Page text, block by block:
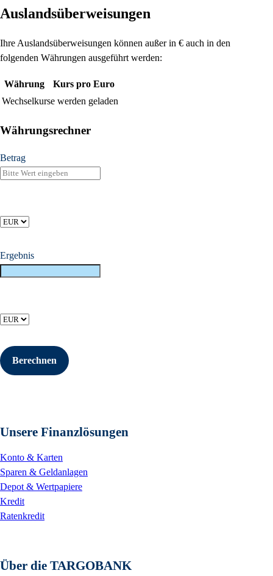
Auslandsüberweisungen
Ihre Auslandsüberweisungen können außer in € auch in den
folgenden Währungen ausgeführt werden:
Währung
Kurs pro Euro
Wechselkurse werden geladen
Währungsrechner
Betrag
Ergebnis
Berechnen
Unsere Finanzlösungen
Konto & Karten
Sparen & Geldanlagen
Depot & Wertpapiere
Kredit
Ratenkredit
Über die TARGOBANK